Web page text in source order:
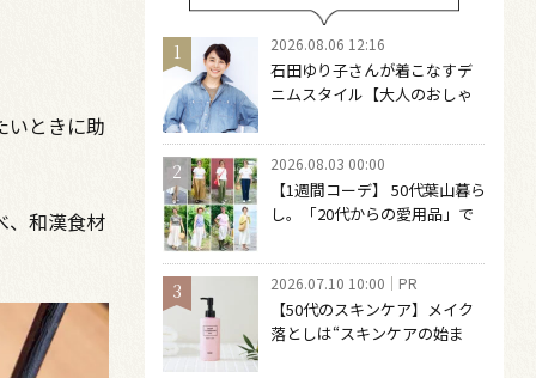
いときに助
、和漢食材
2026.08.06 12:16
石田ゆり子さんが着こなすデ
ニムスタイル【大人のおしゃ
どファッションは自由になる
2026.08.03 00:00
【1週間コーデ】 50代葉山暮ら
し。「20代からの愛用品」で
～ 桐野恵美さん #022 Emi
Kirino～
2026.07.10 10:00 PR
【50代のスキンケア】メイク
落としは“スキンケアの始ま